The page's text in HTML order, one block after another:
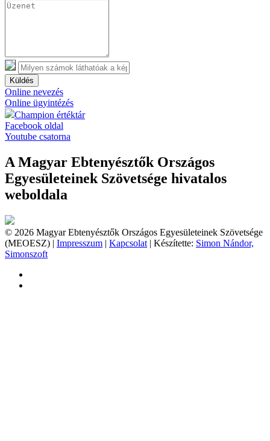
Küldés
Online nevezés
Online ügyintézés
Champion értéktár
Facebook oldal
Youtube csatorna
A Magyar Ebtenyésztők Országos
Egyesületeinek Szövetsége hivatalos
weboldala
© 2026 Magyar Ebtenyésztők Országos Egyesületeinek Szövetsége
(MEOESZ) | Impresszum | Kapcsolat | Készítette: Simon Nándor,
Simonszoft